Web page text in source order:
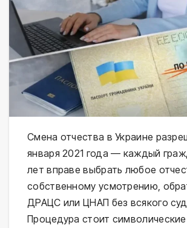
Смена отчества в Украине
января 2021 года — каждый
лет вправе выбрать любое
собственному усмотрению,
ДРАЦС или ЦНАП без всякого
Процедура стоит символические